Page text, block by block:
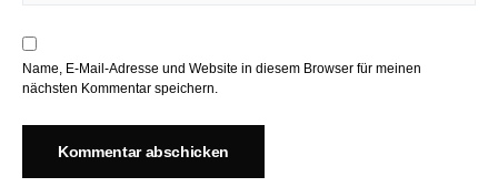
Name, E-Mail-Adresse und Website in diesem Browser für meinen
nächsten Kommentar speichern.